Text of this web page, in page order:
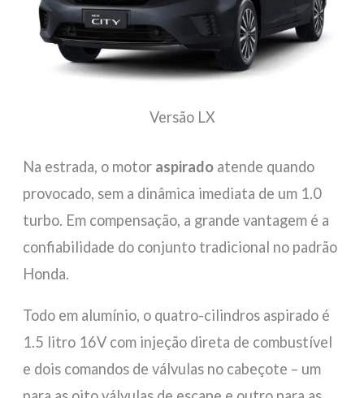
Versão LX
Na estrada, o motor aspirado atende quando
provocado, sem a dinâmica imediata de um 1.0
turbo. Em compensação, a grande vantagem é a
confiabilidade do conjunto tradicional no padrão
Honda.
Todo em alumínio, o quatro-cilindros aspirado é
1.5 litro 16V com injeção direta de combustível
e dois comandos de válvulas no cabeçote – um